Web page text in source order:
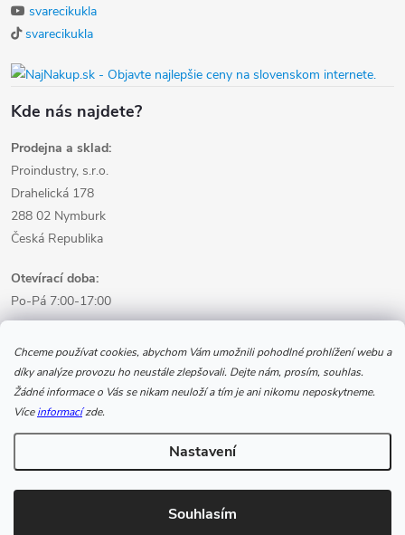
Chceme používat cookies, abychom Vám umožnili pohodlné prohlížení webu a
díky analýze provozu ho neustále zlepšovali. Dejte nám, prosím, souhlas.
Žádné informace o Vás se nikam neuloží a tím je ani nikomu neposkytneme.
Víceinformacízde.
Nastavení
Souhlasím
svarecikukla
svarecikukla
Kde nás najdete?
Prodejna a sklad:
Proindustry, s.r.o.
Drahelická 178
288 02 Nymburk
Česká Republika
Otevírací doba:
Po-Pá 7:00-17:00
Informace pro nákup
Informace pro Vás
Copyright 2026www.svarecikukla.cz | svářecí technika a vybavení
svářeče. Všechna práva vyhrazena.